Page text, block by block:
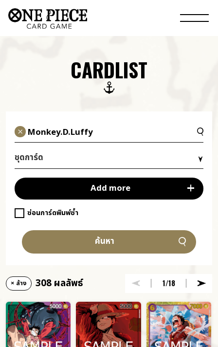
CARDLIST
ชุดการ์ด
Add more
ซ่อนการ์ดพิมพ์ซ้ำ
ค้นหา
× ล้าง 308 ผลลัพธ์ 1/18